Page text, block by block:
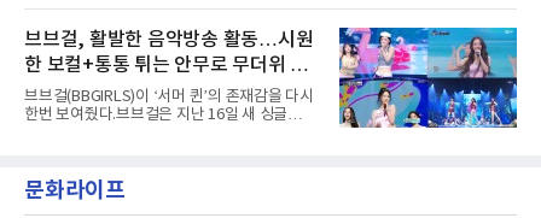
엣을 거침없이 결합했다. 멤버들은 각기 다른 개
성을 살린 스타일링을 선
벌 오디오·음원 스트리밍 플랫폼 스포티파이에
서 27일 자로 누적 재생 수 2억 회를 돌파했
다”고 밝혔다.곡이 발표된 지 약 10개월 만이다.
팀의 첫 번째 2억 스트리밍 곡은 동일 음반에 수
록된 ‘GO!’다. 이 노래는 공개 약 9개월 만인 지
난달 26일 자에 2억 고지를 밟았다. 이는 최근 5
년 내 데뷔한 보이그룹의 곡 중 최단기 2억 달성
했다. “내 티, 5 bucks 바지는, 만원” 등 멤버들
의 라이프 스타일
브브걸, 활발한 음악방송 활동…시원
한 보컬+통통 튀는 안무로 무더위 사
냥
브브걸(BBGIRLS)이 ‘서머 퀸’의 존재감을 다시
한번 보여줬다.브브걸은 지난 16일 새 싱글
MBC '쇼! 음악중심', SBS '인기가요' 등 주요 음
악방송 무대에 올라 화려한 퍼포먼스를 펼쳤다.
문화라이프